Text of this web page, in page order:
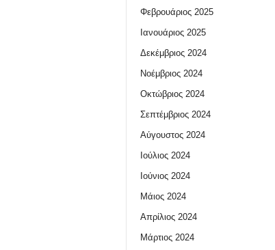
Φεβρουάριος 2025
Ιανουάριος 2025
Δεκέμβριος 2024
Νοέμβριος 2024
Οκτώβριος 2024
Σεπτέμβριος 2024
Αύγουστος 2024
Ιούλιος 2024
Ιούνιος 2024
Μάιος 2024
Απρίλιος 2024
Μάρτιος 2024